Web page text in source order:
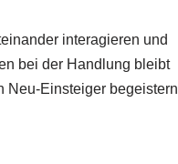
interagieren und
bei der Handlung bleibt
Neu-Einsteiger begeistern